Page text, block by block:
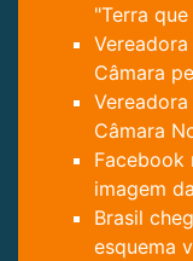
"Terra
Câmara
Câmara
Facebook
imagem
Brasil
esquema